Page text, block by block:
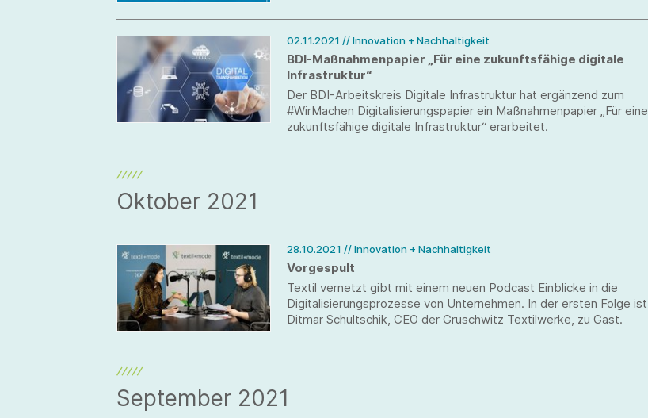
02.11.2021 // Innovation + Nachhaltigkeit
BDI-Maßnahmenpapier „Für eine zukunftsfähige digitale
Infrastruktur“
Der BDI-Arbeitskreis Digitale Infrastruktur hat ergänzend zum
#WirMachen Digitalisierungspapier ein Maßnahmenpapier „Für eine
zukunftsfähige digitale Infrastruktur“ erarbeitet.
Oktober 2021
28.10.2021 // Innovation + Nachhaltigkeit
Vorgespult
Textil vernetzt gibt mit einem neuen Podcast Einblicke in die
Digitalisierungsprozesse von Unternehmen. In der ersten Folge ist
Ditmar Schultschik, CEO der Gruschwitz Textilwerke, zu Gast.
September 2021